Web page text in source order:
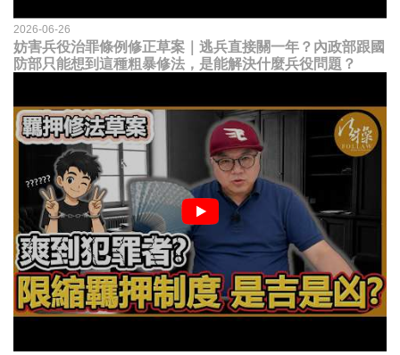
2026-06-26
妨害兵役治罪條例修正草案｜逃兵直接關一年？內政部跟國
防部只能想到這種粗暴修法，是能解決什麼兵役問題？